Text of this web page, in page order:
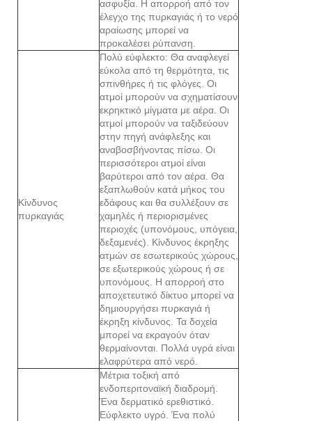
ασφυξία. Η απορροή από τον
έλεγχο της πυρκαγιάς ή το νερό
αραίωσης μπορεί να
προκαλέσει ρύπανση.
Κίνδυνος
πυρκαγιάς
Πολύ εύφλεκτο: Θα αναφλεγεί
εύκολα από τη θερμότητα, τις
σπινθήρες ή τις φλόγες. Οι
ατμοί μπορούν να σχηματίσουν
εκρηκτικό μίγματα με αέρα. Οι
ατμοί μπορούν να ταξιδεύουν
στην πηγή ανάφλεξης και
αναβοσβήνοντας πίσω. Οι
περισσότεροι ατμοί είναι
βαρύτεροι από τον αέρα. Θα
εξαπλωθούν κατά μήκος του
εδάφους και θα συλλέξουν σε
χαμηλές ή περιορισμένες
περιοχές (υπονόμους, υπόγεια,
δεξαμενές). Κίνδυνος έκρηξης
ατμών σε εσωτερικούς χώρους,
σε εξωτερικούς χώρους ή σε
υπονόμους. Η απορροή στο
αποχετευτικό δίκτυο μπορεί να
δημιουργήσει πυρκαγιά ή
έκρηξη κίνδυνος. Τα δοχεία
μπορεί να εκραγούν όταν
θερμαίνονται. Πολλά υγρά είναι
ελαφρύτερα από νερό.
Μέτρια τοξική από
ενδοπεριτοναϊκή διαδρομή.
Ένα δερματικό ερεθιστικό.
Εύφλεκτο υγρό. Ένα πολύ